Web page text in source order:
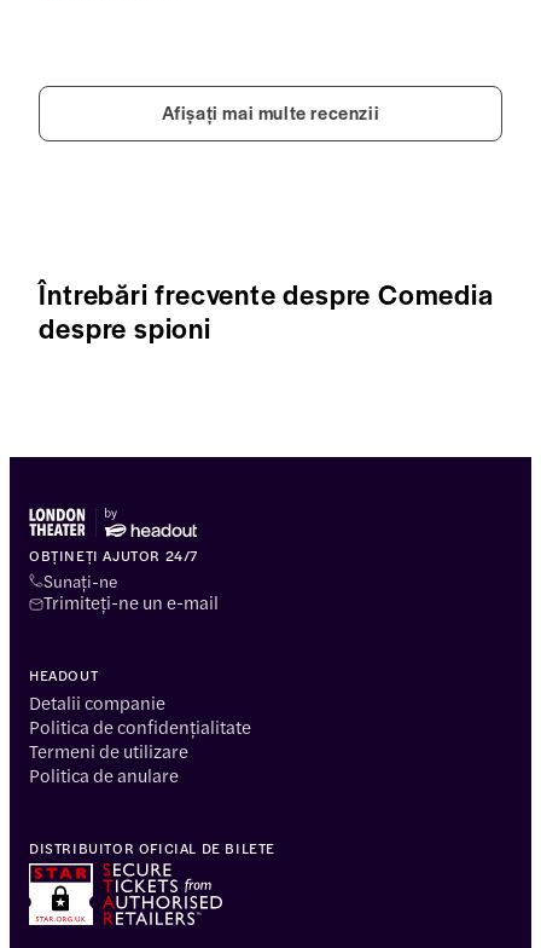
Afișați mai multe recenzii
Întrebări frecvente despre Comedia
despre spioni
OBȚINEȚI AJUTOR 24/7
Sunați-ne
Trimiteți-ne un e-mail
HEADOUT
Detalii companie
Politica de confidențialitate
Termeni de utilizare
Politica de anulare
DISTRIBUITOR OFICIAL DE BILETE